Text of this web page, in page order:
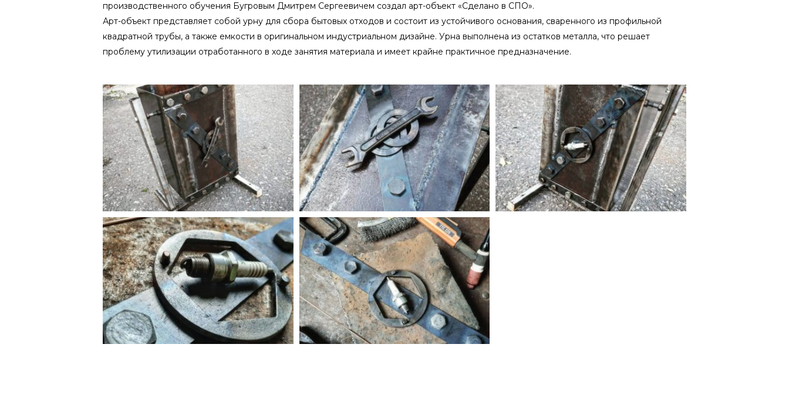
производственного обучения Бугровым Дмитрем Сергеевичем создал арт-объект «Сделано в СПО».
Арт-объект представляет собой урну для сбора бытовых отходов и состоит из устойчивого основания, сваренного из профильной
квадратной трубы, а также емкости в оригинальном индустриальном дизайне. Урна выполнена из остатков металла, что решает
проблему утилизации отработанного в ходе занятия материала и имеет крайне практичное предназначение.